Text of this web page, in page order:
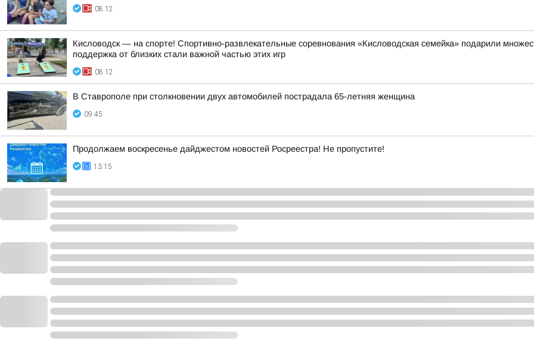
08:12
Кисловодск — на спорте! Спортивно-развлекательные соревнования «Кисловодская семейка» подарили
поддержка от близких стали важной частью этих игр
08:12
В Ставрополе при столкновении двух автомобилей пострадала 65-летняя женщина
09:45
Продолжаем воскресенье дайджестом новостей Росреестра! Не пропустите!
13:15